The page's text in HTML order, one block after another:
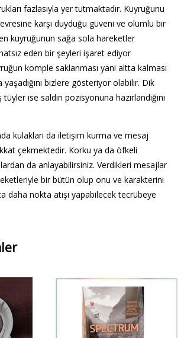
fazlasıyla yer tutmaktadır. Kuyruğunu
karşı duyduğu güveni ve olumlu bir
kuyruğunun sağa sola hareketler
eden bir şeyleri işaret ediyor
komple saklanması yani altta kalması
yaşadığını bizlere gösteriyor olabilir. Dik
ise saldırı pozisyonuna hazırlandığını
kulakları da iletişim kurma ve mesaj
çekmektedir. Korku ya da öfkeli
da anlayabilirsiniz. Verdikleri mesajlar
bir bütün olup onu ve karakterini
daha nokta atışı yapabilecek tecrübeye